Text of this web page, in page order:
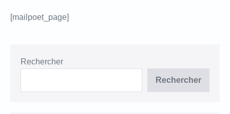
[mailpoet_page]
Rechercher
Rechercher